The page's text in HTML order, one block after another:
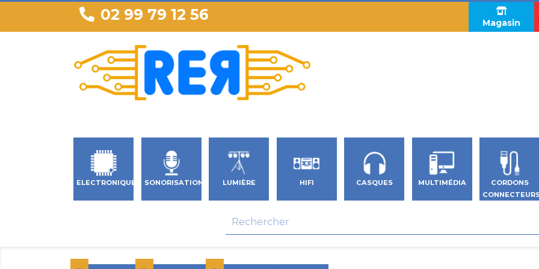
02 99 79 12 56 Magasin
ELECTRONIQUE SONORISATION LUMIÈRE HIFI CASQUES MULTIMÉDIA
CORDONS
CONNECTEURS